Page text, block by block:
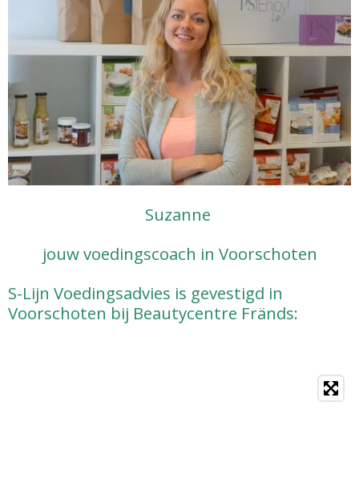
Suzanne
jouw voedingscoach in Voorschoten
S-Lijn Voedingsadvies is gevestigd in
Voorschoten bij Beautycentre Fränds: